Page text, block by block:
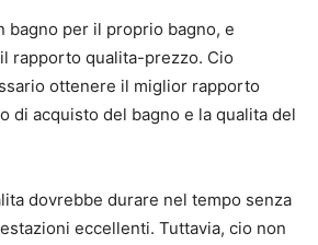
bagno per il proprio bagno, e
rapporto qualita-prezzo. Cio
ottenere il miglior rapporto
di acquisto del bagno e la qualita del
dovrebbe durare nel tempo senza
eccellenti. Tuttavia, cio non